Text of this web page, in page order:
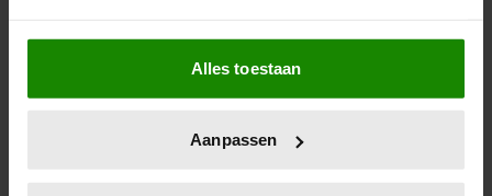
Als u het toestaat, willen we ook graag:
Informatie verzamelen over uw geografische
locatie, die tot een paar meter nauwkeurig kan zijn
scannen op specifieke eigenschappen (fingerprinting)
Alles toestaan
Aanpassen